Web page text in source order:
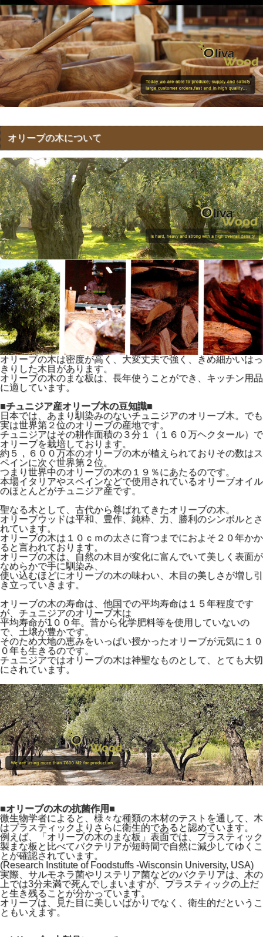
オリーブの木について
オリーブの木は密度が高く、大変丈夫で強く、きめ細かいはっ
きりした木目があります。
オリーブの木のまな板は、長年使うことができ、キッチン用品
に適しています。
■チュニジア産オリーブ木の豆知識■
日本では、あまり馴染みのないチュニジアのオリーブ木。でも
実は世界第２位のオリーブの産地です。
チュニジアはその耕作面積の３分１（１６０万ヘクタール）で
オリーブを栽培しております。
約５，６００万本のオリーブの木が植えられておりその数はス
ペインに次ぐ世界第２位。
つまり世界中のオリーブの木の１９％にあたるのです。
本場イタリアやスペインなどで使用されているオリーブオイル
のほとんどがチュニジア産です。
聖なる木として、古代から尊ばれてきたオリーブの木。
オリーブウッドは平和、豊作、純粋、力、勝利のシンボルとさ
れています。
オリーブの木は１０ｃｍの太さに育つまでにおよそ２０年かか
ると言われております。
オリーブの木は、自然の木目が変化に富んでいて美しく表面が
なめらかで手に馴染み、
使い込むほどにオリーブの木の味わい、木目の美しさが増し引
き立っていきます。
オリーブの木の寿命は、他国での平均寿命は１５年程度です
が、チュニジアのオリーブ木は
平均寿命が1００年。昔から化学肥料等を使用していないの
で、土壌が豊かです。
そのため大地の恵みをいっぱい授かったオリーブが元気に１０
０年も生きるのです。
チュニジアではオリーブの木は神聖なものとして、とても大切
にされています。
■オリーブの木の抗菌作用■
微生物学者によると、様々な種類の木材のテストを通して、木
はプラスティックよりさらに衛生的であると認めています。
例えば、「オリーブの木のまな板」表面では、プラスティック
製まな板と比べてバクテリアが短時間で自然に減少してゆくこ
とが確認されています。
(Research Institute of Foodstuffs -Wisconsin University, USA)
実際、サルモネラ菌やリステリア菌などのバクテリアは、木の
上では3分未満で死んでしまいますが、プラスティックの上だ
と生き残ることが分かっています。
オリーブは、見た目に美しいばかりでなく、衛生的だというこ
ともいえます。